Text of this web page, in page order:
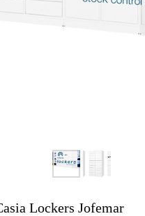
Lockers Jofemar